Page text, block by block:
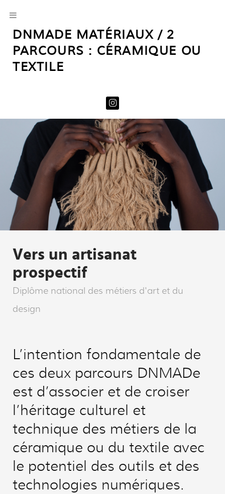
DNMADE MATÉRIAUX / 2
PARCOURS : CÉRAMIQUE OU
TEXTILE
Vers un artisanat
prospectif
Diplôme national des métiers d'art et du
design
L’intention fondamentale de
ces deux parcours DNMADe
est d’associer et de croiser
l’héritage culturel et
technique des métiers de la
céramique ou du textile avec
le potentiel des outils et des
technologies numériques.